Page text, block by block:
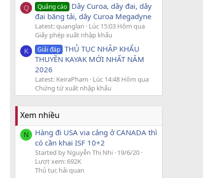
Q Quảng cáo Dây Curoa, dây đai, dây
đai băng tải, dây Curoa Megadyne
Latest: quanglan
Lúc 15:03 Hôm qua
Giấy phép xuất nhập khẩu
K Giải đáp THỦ TỤC NHẬP KHẨU
THUYỀN KAYAK MỚI NHẤT NĂM
2026
Latest: KeiraPham
Lúc 14:48 Hôm qua
Chứng từ xuất nhập khẩu
Xem nhiều
N
Hàng đi USA via cảng ở CANADA thì
có cần khai ISF 10+2
Started by Nguyễn Thị Nhi 19/6/20
Lượt xem: 692K
Thủ tục hải quan